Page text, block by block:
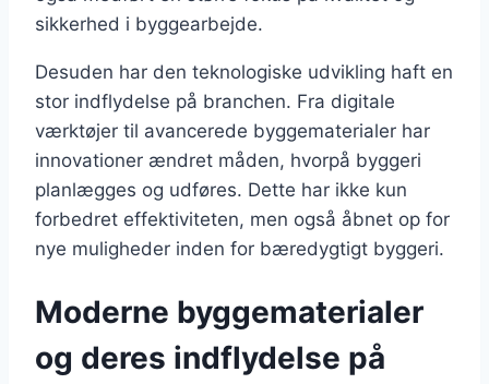
sikkerhed i byggearbejde.
Desuden har den teknologiske udvikling haft en
stor indflydelse på branchen. Fra digitale
værktøjer til avancerede byggematerialer har
innovationer ændret måden, hvorpå byggeri
planlægges og udføres. Dette har ikke kun
forbedret effektiviteten, men også åbnet op for
nye muligheder inden for bæredygtigt byggeri.
Moderne byggematerialer
og deres indflydelse på